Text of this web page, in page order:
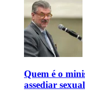
Quem é o
assediar